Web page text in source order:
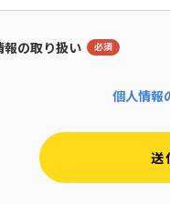
報の取り扱い
個人情報
送